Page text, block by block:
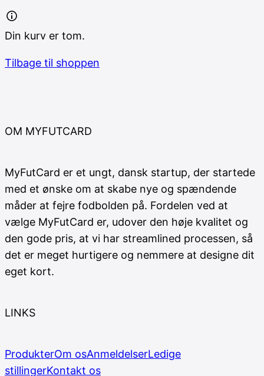
Din kurv er tom.
Tilbage til shoppen
OM MYFUTCARD
MyFutCard er et ungt, dansk startup, der startede
med et ønske om at skabe nye og spændende
måder at fejre fodbolden på. Fordelen ved at
vælge MyFutCard er, udover den høje kvalitet og
den gode pris, at vi har streamlined processen, så
det er meget hurtigere og nemmere at designe dit
eget kort.
LINKS
ProdukterOm osAnmeldelserLedige
stillingerKontakt os